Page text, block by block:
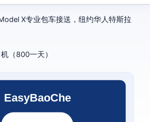
X专业包车接送，纽约华人特斯拉
（800一天）